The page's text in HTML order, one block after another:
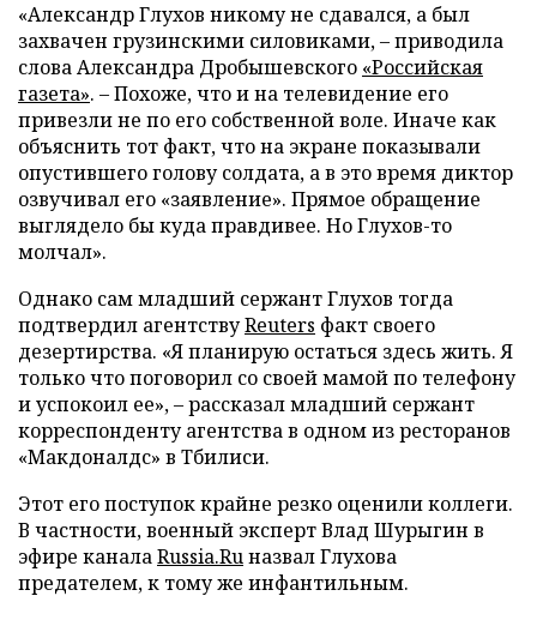
«Александр Глухов никому не сдавался, а был
захвачен грузинскими силовиками, – приводила
слова Александра Дробышевского «Российская
газета». – Похоже, что и на телевидение его
привезли не по его собственной воле. Иначе как
объяснить тот факт, что на экране показывали
опустившего голову солдата, а в это время диктор
озвучивал его «заявление». Прямое обращение
выглядело бы куда правдивее. Но Глухов-то
молчал».
Однако сам младший сержант Глухов тогда
подтвердил агентствуReuters факт своего
дезертирства. «Я планирую остаться здесь жить. Я
только что поговорил со своей мамой по телефону
и успокоил ее», – рассказал младший сержант
корреспонденту агентства в одном из ресторанов
«Макдоналдс» в Тбилиси.
Этот его поступок крайне резко оценили коллеги.
В частности, военный эксперт Влад Шурыгин в
эфире каналаRussia.Ruназвал Глухова
предателем, к тому же инфантильным.